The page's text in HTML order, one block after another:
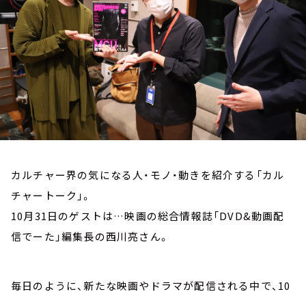
カルチャー界の気になる人・モノ・動きを紹介する「カル
チャートーク」。
10月31日のゲストは…映画の総合情報誌「DVD&動画配
信でーた」編集長の西川亮さん。
毎日のように、新たな映画やドラマが配信される中で、10